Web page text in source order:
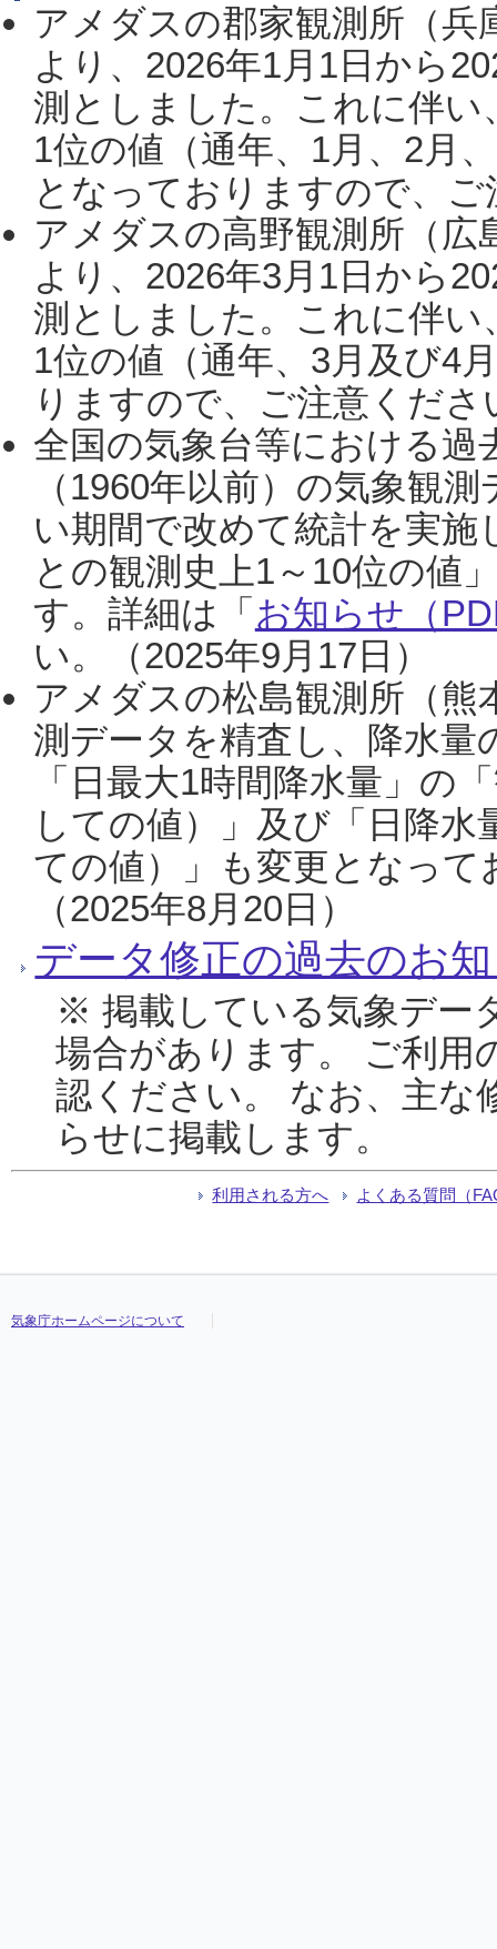
アメダスの郡家観測所（
より、2026年1月1日から
測としました。これに伴い
1位の値（通年、1月、2月
となっておりますので、
アメダスの高野観測所（
より、2026年3月1日から
測としました。これに伴い
1位の値（通年、3月及び4
りますので、ご注意くだ
全国の気象台等における過
（1960年以前）の気象観
い期間で改めて統計を実
との観測史上1～10位の値
す。詳細は「 お知らせ（
い。（2025年9月17日）
アメダスの松島観測所（熊
測データを精査し、降水
「日最大1時間降水量」の
しての値）」及び「日降
ての値）」も変更となっ
（2025年8月20日）
データ修正の過去のお
※ 掲載している気象デー
場合があります。 ご利用
認ください。 なお、主な
らせに掲載します。
利用される方へ よくある質問（
気象庁ホームページについて